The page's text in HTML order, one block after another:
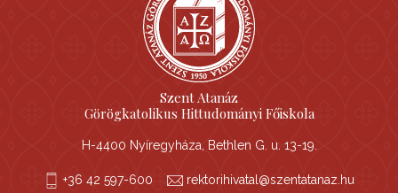
Szent Atanáz
Görögkatolikus Hittudományi Főiskola
H-4400 Nyíregyháza, Bethlen G. u. 13-19.
+36 42 597-600 rektorihivatal@szentatanaz.hu